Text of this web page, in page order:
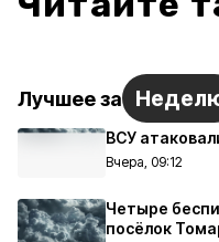
Лучшее за
ВСУ
Вчера, 09:12
Четыре
посёлок